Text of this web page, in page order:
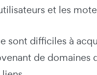
et les
sont difficiles à
de domaines